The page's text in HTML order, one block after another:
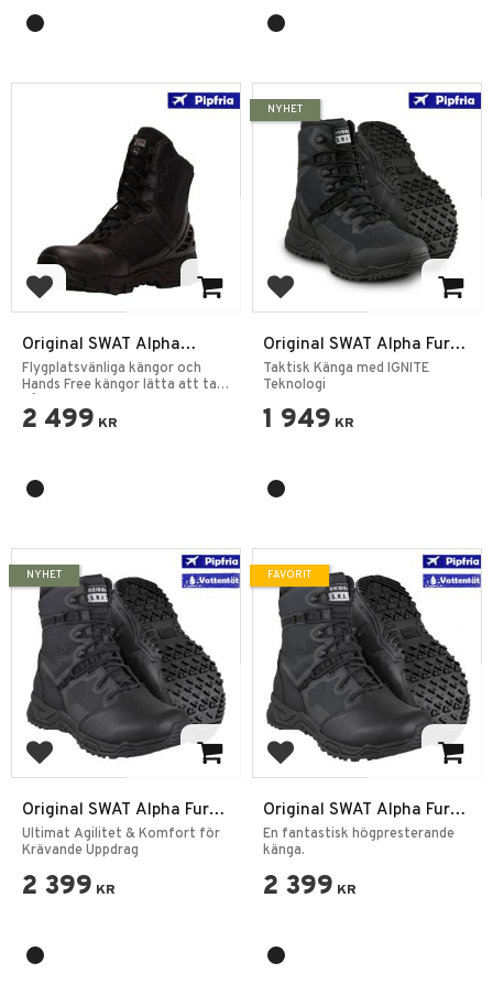
Lägg till i favoriter
Original SWAT Alpha
Freedom 8" Hands Free PT
Flygplatsvänliga kängor och
Hands Free kängor lätta att ta
2 499 KR
Lägg till i favoriter
Original SWAT Alpha Fury
2.0 8” Side Zip
Taktisk Känga med IGNITE
Teknologi
1 949 KR
NYHET
Lägg till i favoriter
Original SWAT Alpha Fury
2.0 8” Sido Zip Vattentät
Taktisk Känga
Ultimat Agilitet & Komfort för
Krävande Uppdrag
2 399 KR
NYHET
Lägg till i favoriter
Original SWAT Alpha Fury
8 SZ WP PT
En fantastisk högpresterande
känga.
2 399 KR
FAVORIT